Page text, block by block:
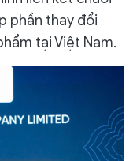
phần thay đổi
tại Việt Nam.